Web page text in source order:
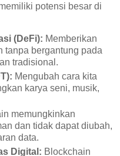
potensi besar di
(DeFi): Memberikan
tanpa bergantung pada
tradisional.
Mengubah cara kita
karya seni, musik,
memungkinkan
dan tidak dapat diubah,
data.
Digital: Blockchain